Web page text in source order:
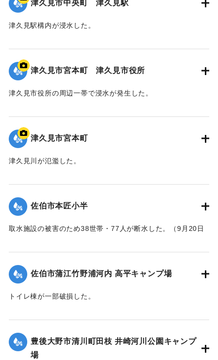
津久見市中央町 津久見駅
津久見駅構内が浸水した。
｜固有コード:01204091
津久見市宮本町 津久見市役所
津久見市役所の周辺一帯で浸水が発生した。
｜固有コード:01204090
津久見市宮本町
津久見川が氾濫した。
｜固有コード:01204089
佐伯市本匠小半
取水施設の被害のため38世帯・77人が断水した。（9月20日
佐伯市蒲江竹野浦河内 高平キャンプ場
トイレ棟が一部破損した。
｜固有コード:01204084
豊後大野市清川町田枝 井崎河川公園キャンプ
場